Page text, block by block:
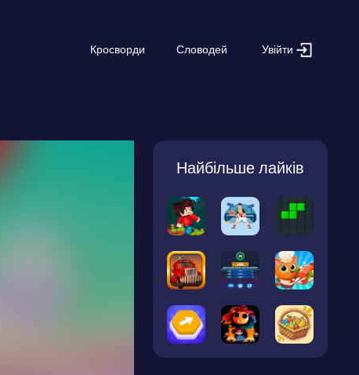
Кросворди Словодей Увійти
Найбільше лайків